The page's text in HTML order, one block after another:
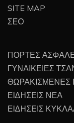
SITE MAP
ΣΕΟ
ΠΟΡΤΕΣ
ΓΥΝΑΙΚΕΙΕΣ
ΘΩΡΑΚΙΣΜΕΝΕΣ
ΕΙΔΗΣΕΙΣ ΝΕΑ
ΕΙΔΗΣΕΙΣ